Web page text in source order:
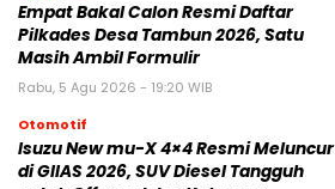
Empat Bakal Calon Resmi Daftar
Pilkades Desa Tambun 2026, Satu
Masih Ambil Formulir
Rabu, 5 Agu 2026 - 19:20 WIB
Otomotif
Isuzu New mu-X 4×4 Resmi Meluncur
di GIIAS 2026, SUV Diesel Tangguh